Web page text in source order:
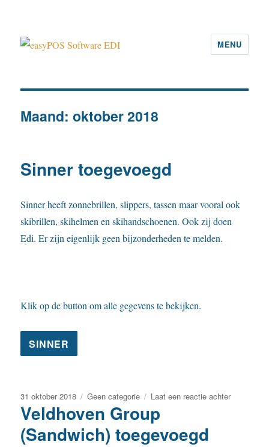
MENU
Maand:oktober 2018
Sinner toegevoegd
Sinner heeft zonnebrillen, slippers, tassen maar vooral ook
skibrillen, skihelmen en skihandschoenen. Ook zij doen
Edi. Er zijn eigenlijk geen bijzonderheden te melden.
Klik op de button om alle gegevens te bekijken.
Geplaatst
op
31 oktober 2018 Categorieën
Geen categorie Laat een reactie achterop
Veldhoven Group
(Sandwich) toegevoegd